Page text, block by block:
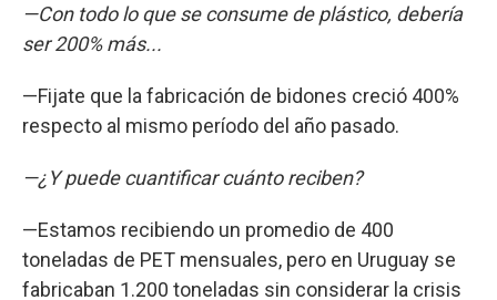
—Con todo lo que se consume de plástico, debería
ser 200% más...
—Fijate que la fabricación de bidones creció 400%
respecto al mismo período del año pasado.
—¿Y puede cuantificar cuánto reciben?
—Estamos recibiendo un promedio de 400
toneladas de PET mensuales, pero en Uruguay se
fabricaban 1.200 toneladas sin considerar la crisis